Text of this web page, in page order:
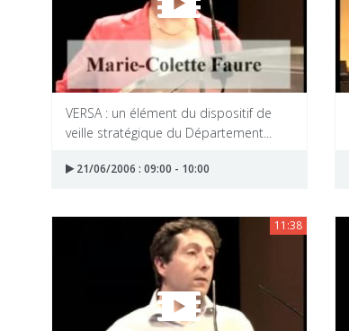
VERSA : un élément du dispositif de
veille stratégique du Département...
21/06/2006 : 09:00 - 10:00
11:38